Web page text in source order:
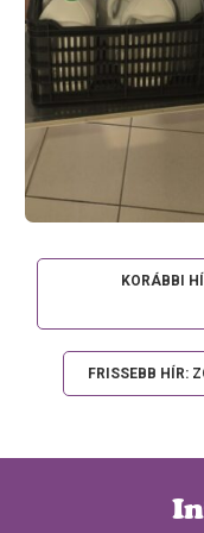
KORÁBBI
FRISSEBB HÍR: